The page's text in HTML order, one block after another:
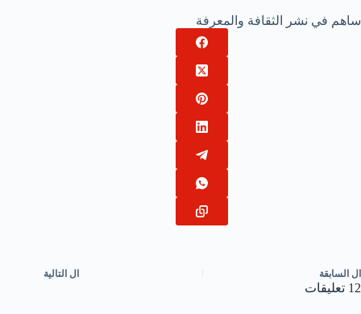
ساهم في نشر الثقافة والمعرفة
ال السابقة ال التالية
12 تعليقات